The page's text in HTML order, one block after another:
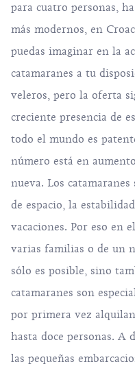
para cuatro personas,
más modernos, en
puedas imaginar en la
catamaranes a tu
veleros, pero la oferta
creciente presencia de
todo el mundo es
número está en
nueva. Los
de espacio, la
vacaciones. Por eso en
varias familias o de un
sólo es posible, sino
catamaranes son
por primera vez
hasta doce personas. A
las pequeñas